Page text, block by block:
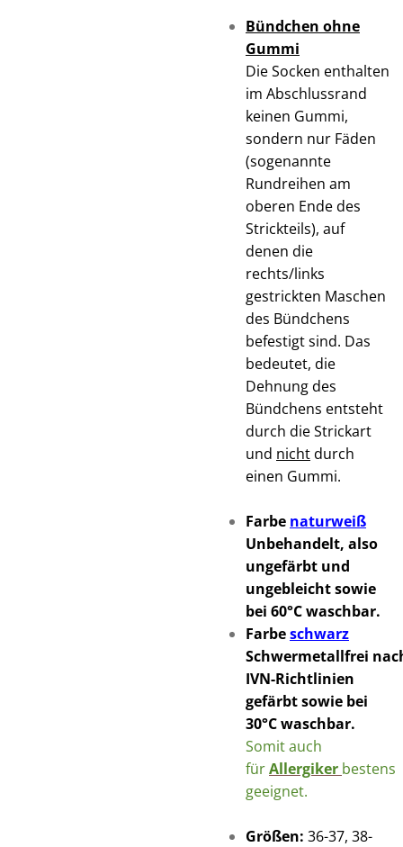
Bündchen ohne
Gummi
Die Socken enthalten
im Abschlussrand
keinen Gummi,
sondern nur Fäden
(sogenannte
Rundreihen am
oberen Ende des
Strickteils), auf
denen die
rechts/links
gestrickten Maschen
des Bündchens
befestigt sind. Das
bedeutet, die
Dehnung des
Bündchens entsteht
durch die Strickart
und nichtdurch
einen Gummi.
Farbe naturweiß
Unbehandelt, also
ungefärbt und
ungebleichtsowie
bei 60°C waschbar.
Farbeschwarz
Schwermetallfrei
IVN-Richtlinien
gefärbt sowie bei
30°C waschbar.
Somit auch
fürAllergiker bestens
geeignet.
Größen: 36-37, 38-